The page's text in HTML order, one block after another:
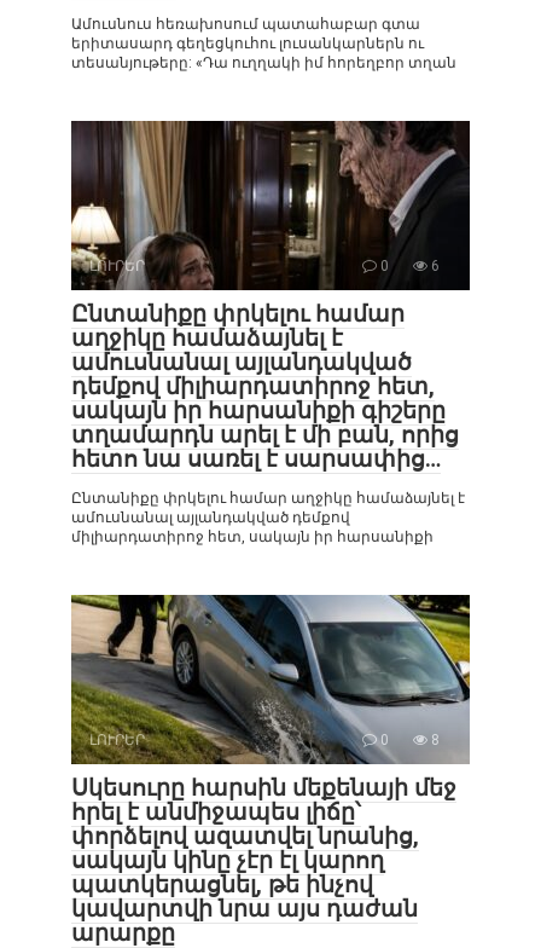
Ամուսնուս հեռախոսում պատահաբար գտա
երիտասարդ գեղեցկուհու լուսանկարներն ու
տեսանյութերը: «Դա ուղղակի իմ հորեղբոր տղան
ԼՈՒՐԵՐ 0 6
Ընտանիքը փրկելու համար
աղջիկը համաձայնել է
ամուսնանալ այլանդակված
դեմքով միլիարդատիրոջ հետ,
սակայն իր հարսանիքի գիշերը
տղամարդն արել է մի բան, որից
հետո նա սառել է սարսափից…
Ընտանիքը փրկելու համար աղջիկը համաձայնել է
ամուսնանալ այլանդակված դեմքով
միլիարդատիրոջ հետ, սակայն իր հարսանիքի
ԼՈՒՐԵՐ 0 8
Սկեսուրը հարսին մեքենայի մեջ
հրել է անմիջապես լիճը՝
փորձելով ազատվել նրանից,
սակայն կինը չէր էլ կարող
պատկերացնել, թե ինչով
կավարտվի նրա այս դաժան
արարքը